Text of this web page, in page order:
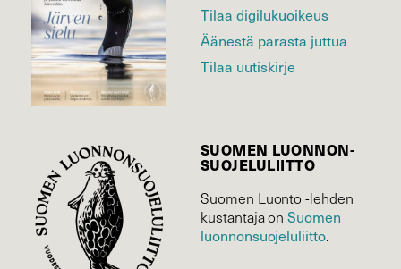
Tilaa digilukuoikeus
Äänestä parasta juttua
Tilaa uutiskirje
SUOMEN LUONNON­
SUOJELU­LIITTO
Suomen Luonto -lehden
kustantaja onSuomen
luonnonsuojelu­liitto.